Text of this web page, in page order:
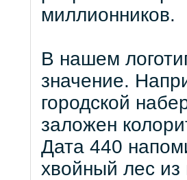
миллионников.
В нашем
значение.
городской
заложен
Дата 440
хвойный лес из